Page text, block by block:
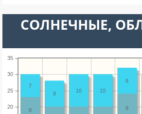
CОЛНЕЧНЫЕ,
20
25
30
35
9
8
8
10
10
8
7